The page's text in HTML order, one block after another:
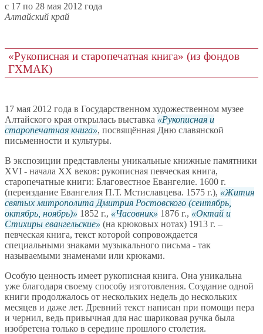
c 17 по 28 мая 2012 года
Алтайский край
«Рукописная и старопечатная книга» (из фондов
ГХМАК)
17 мая 2012 года в Государственном художественном музее
Алтайского края открылась выставка
Рукописная и
старопечатная книга , посвящённая Дню славянской
письменности и культуры.
В экспозиции представлены уникальные книжные памятники
XVI - начала XX веков: рукописная певческая книга,
старопечатные книги: Благовестное Евангелие. 1600 г.
(переиздание Евангелия П.Т. Мстиславцева. 1575 г.),
Жития
святых митрополита Дмитрия Ростовского (сентябрь,
октябрь, ноябрь)
1852 г., Часовник 1876 г.,
Октай и
Стихиры евангельские
(на крюковых нотах) 1913 г. –
певческая книга, текст которой сопровождается
специальными знаками музыкального письма - так
называемыми знаменами или крюками.
Особую ценность имеет рукописная книга. Она уникальна
уже благодаря своему способу изготовления. Создание одной
книги продолжалось от нескольких недель до нескольких
месяцев и даже лет. Древний текст написан при помощи пера
и чернил, ведь привычная для нас шариковая ручка была
изобретена только в середине прошлого столетия.